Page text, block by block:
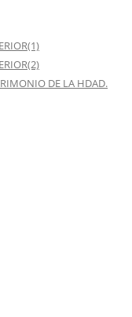
DE LA HDAD.